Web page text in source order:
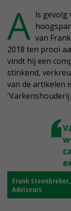
A ls gevolg
van
2018 ten prooi
vindt hij een
stinkend,
van de artikelen
Frank
Adviseurs